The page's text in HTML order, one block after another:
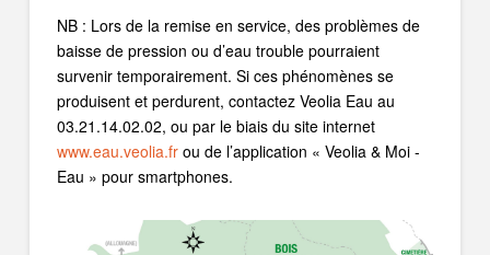
NB : Lors de la remise en service, des problèmes de
baisse de pression ou d’eau trouble pourraient
survenir temporairement. Si ces phénomènes se
produisent et perdurent, contactez Veolia Eau au
03.21.14.02.02, ou par le biais du site internet
www.eau.veolia.frou de l’application « Veolia & Moi -
Eau » pour smartphones.